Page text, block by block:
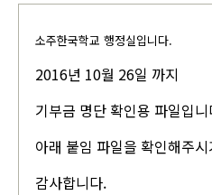
소주한국학교 행정실입니다.
2016년 10월 26일 까지
기부금 명단 확인용 파일입
아래 붙임 파일을 확인해주
감사합니다.